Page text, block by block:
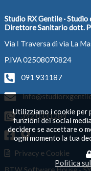
Studio RX Gentile ·
Direttore Sanitario dott.
Via I Traversa di via La
P.IVA 02508070824
091 931187
392 0331284
Privacy e Cookie
Utilizziamo i cookie
funzioni dei social
decidere se accettare o
ogni momento la tua
Politica